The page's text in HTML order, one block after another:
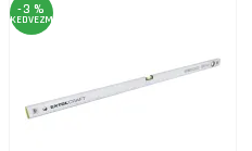
-3 %
KEDVEZMÉNY